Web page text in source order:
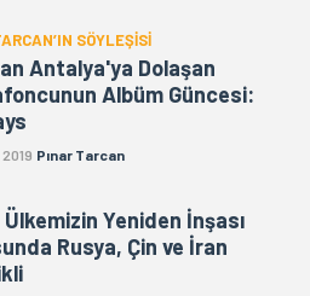
SÖYLEŞİSİ
Antalya'ya Dolaşan
Albüm Güncesi:
2019 Pınar Tarcan
Yeniden İnşası
Rusya, Çin ve İran